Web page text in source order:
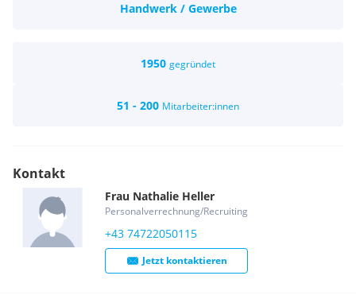
Unsere Filialen sollenOrte der Begegnung, des Genusses
Ein gutes Brot ist mehr ist als nur Nahrung - es ist ein Stück
Handwerk / Gewerbe
1950 gegründet
51 - 200 Mitarbeiter:innen
Kontakt
Frau Nathalie Heller
Personalverrechnung/Recruiting
+43 74722050115
Jetzt kontaktieren